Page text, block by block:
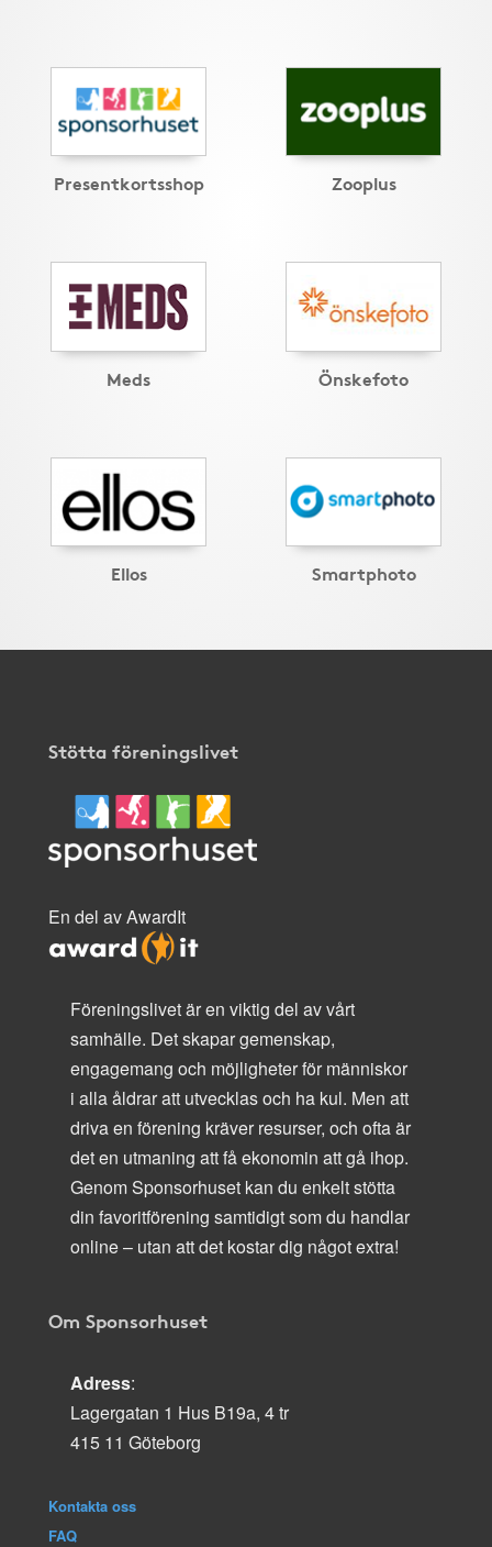
Presentkortsshop Zooplus
Meds Önskefoto
Ellos Smartphoto
Stötta föreningslivet
En del av AwardIt
Föreningslivet är en viktig del av vårt
samhälle. Det skapar gemenskap,
engagemang och möjligheter för människor
i alla åldrar att utvecklas och ha kul. Men att
driva en förening kräver resurser, och ofta är
det en utmaning att få ekonomin att gå ihop.
Genom Sponsorhuset kan du enkelt stötta
din favoritförening samtidigt som du handlar
online – utan att det kostar dig något extra!
Om Sponsorhuset
Adress:
Lagergatan 1 Hus B19a, 4 tr
415 11 Göteborg
Kontakta oss
FAQ